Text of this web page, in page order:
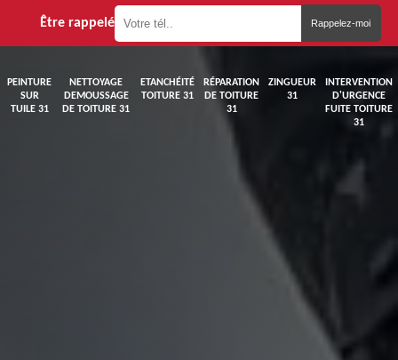
Être rappelé
PEINTURE
SUR
TUILE 31
NETTOYAGE
DEMOUSSAGE
DE TOITURE 31
ETANCHÉITÉ
TOITURE 31
RÉPARATION
DE TOITURE
31
ZINGUEUR
31
INTERVENTION
D'URGENCE
FUITE TOITURE
31